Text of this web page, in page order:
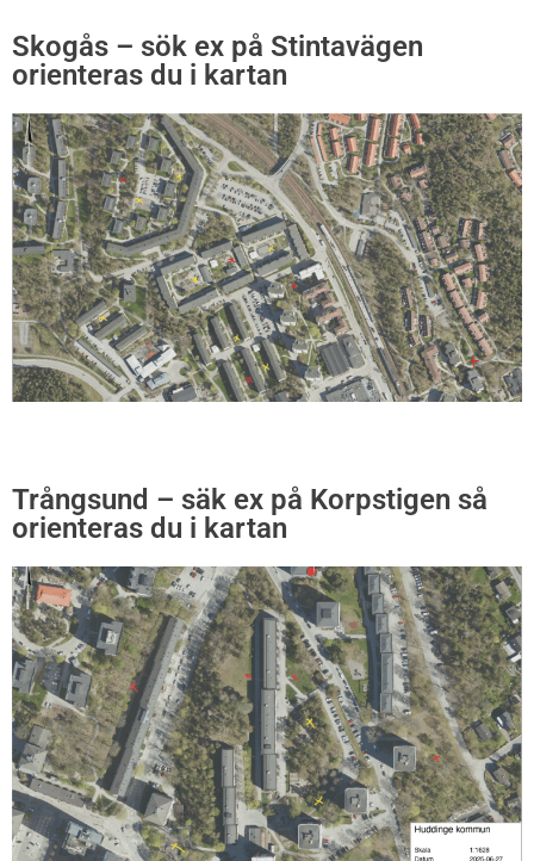
Skogås – sök ex på Stintavägen
orienteras du i kartan
Trångsund – säk ex på Korpstigen så
orienteras du i kartan